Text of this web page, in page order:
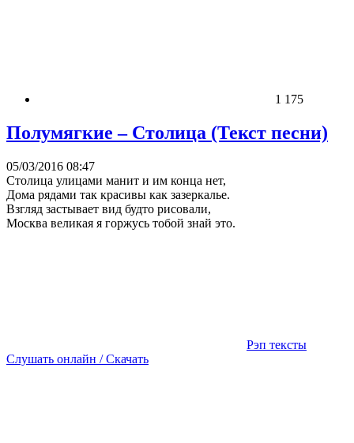
1 175
Полумягкие – Столица (Текст песни)
05/03/2016 08:47
Столица улицами манит и им конца нет,
Дома рядами так красивы как зазеркалье.
Взгляд застывает вид будто рисовали,
Москва великая я горжусь тобой знай это.
Рэп тексты
Слушать онлайн / Скачать